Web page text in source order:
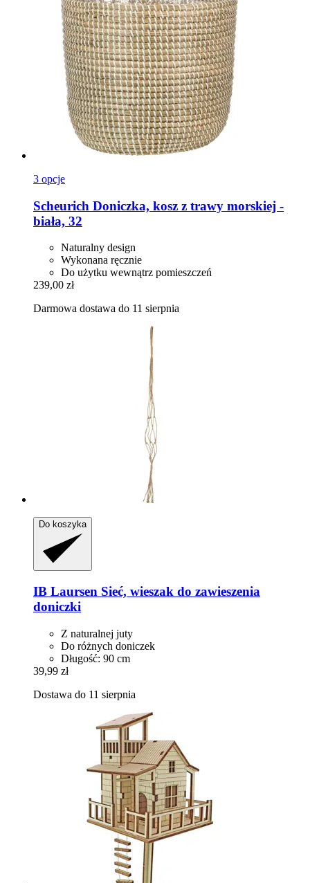
3 opcje
Scheurich Doniczka, kosz z trawy morskiej -​
biała, 32
Naturalny design
Wykonana ręcznie
Do użytku wewnątrz pomieszczeń
239,00 zł
Darmowa dostawa do 11 sierpnia
Do koszyka
IB Laursen Sieć, wieszak do zawieszenia
doniczki
Z naturalnej juty
Do różnych doniczek
Długość: 90 cm
39,99 zł
Dostawa do 11 sierpnia